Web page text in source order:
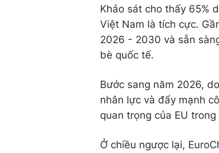
Khảo sát cho thấy 65%
Việt Nam là tích cực.
2026 - 2030 và sẵn
bè quốc tế.
Bước sang năm 2026,
nhân lực và đẩy mạnh
quan trọng của EU
Ở chiều ngược lại,